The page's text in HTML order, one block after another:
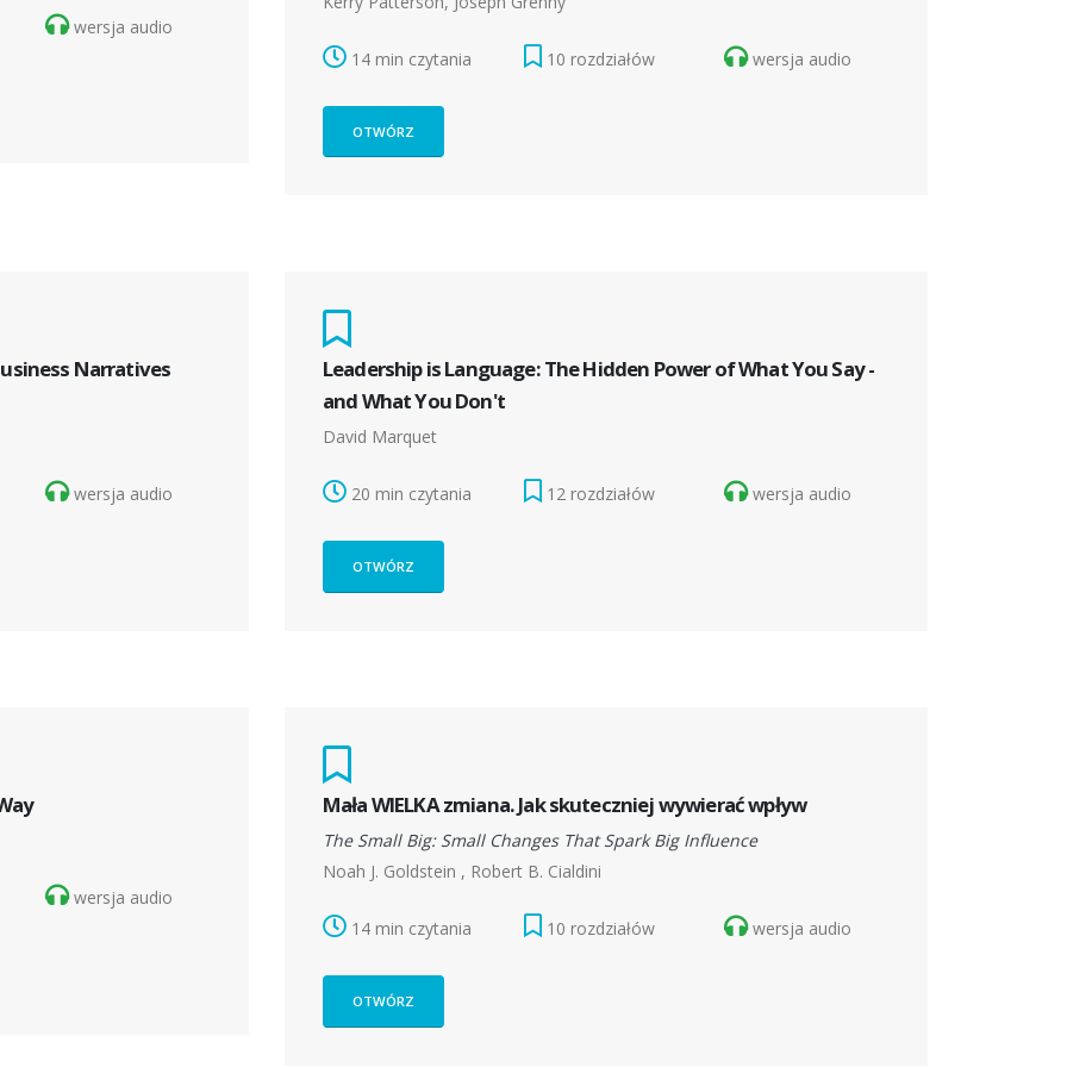
wersja audio
14 min czytania 10 rozdziałów wersja audio
OTWÓRZ
Narratives
wersja audio
Leadership is Language: The Hidden Power of What You Say -
and What You Don't
David Marquet
20 min czytania 12 rozdziałów wersja audio
OTWÓRZ
wersja audio
Mała WIELKA zmiana. Jak skuteczniej wywierać wpływ
The Small Big: Small Changes That Spark Big Influence
Noah J. Goldstein , Robert B. Cialdini
14 min czytania 10 rozdziałów wersja audio
OTWÓRZ